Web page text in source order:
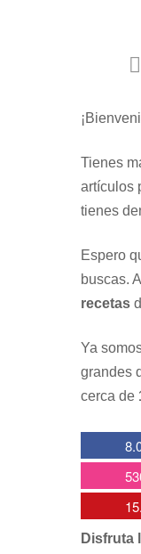
Tienes
artículos
tienes
Espero
buscas.
recetas
Ya
grandes
cerca de
Disfruta